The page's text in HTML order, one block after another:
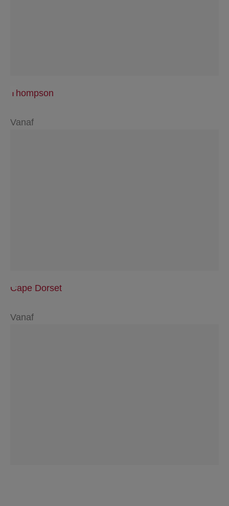
Thompson
Vanaf
Cape Dorset
Vanaf